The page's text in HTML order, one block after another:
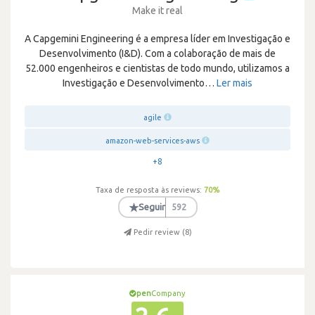
Make it real
A Capgemini Engineering é a empresa líder em Investigação e
Desenvolvimento (I&D). Com a colaboração de mais de
52.000 engenheiros e cientistas de todo mundo, utilizamos a
Investigação e Desenvolvimento… Ler mais
agile
amazon-web-services-aws
+8
Taxa de resposta às reviews: 70%
★Seguir 592
Pedir review (8)
penCompany